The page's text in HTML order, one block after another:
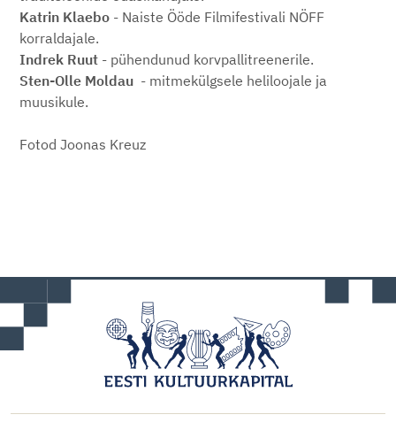
Katrin Klaebo - Naiste Ööde Filmifestivali NÖFF
korraldajale.
Indrek Ruut - pühendunud korvpallitreenerile.
Sten-Olle Moldau - mitmekülgsele heliloojale ja
muusikule.
Fotod Joonas Kreuz